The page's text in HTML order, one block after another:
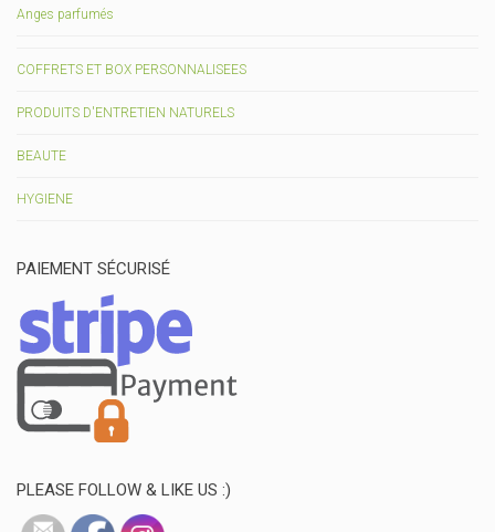
Anges parfumés
COFFRETS ET BOX PERSONNALISEES
PRODUITS D'ENTRETIEN NATURELS
BEAUTE
HYGIENE
PAIEMENT SÉCURISÉ
PLEASE FOLLOW & LIKE US :)